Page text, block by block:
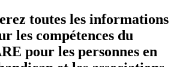
toutes les informations
les compétences du
pour les personnes en